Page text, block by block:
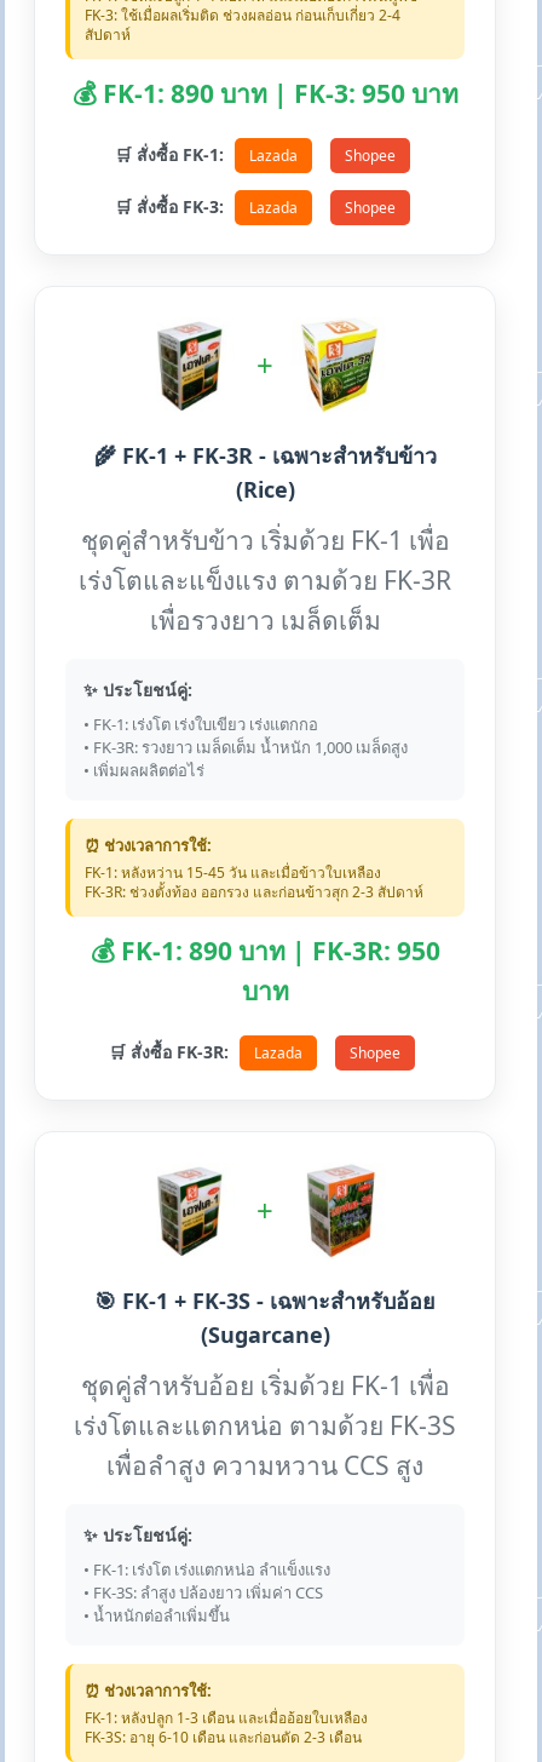
FK-3: ใช้เมื่อผลเริ่มติด ช่วงผลอ่อน ก่อนเก็บเกี่ยว 2-4
สัปดาห์
💰 FK-1: 890 บาท | FK-3: 950 บาท
🛒 สั่งซื้อ FK-1: Lazada Shopee
🛒 สั่งซื้อ FK-3: Lazada Shopee
+
🌾 FK-1 + FK-3R - เฉพาะสำหรับข้าว
(Rice)
ชุดคู่สำหรับข้าว เริ่มด้วย FK-1 เพื่อ
เร่งโตและแข็งแรง ตามด้วย FK-3R
เพื่อรวงยาว เมล็ดเต็ม
✨ ประโยชน์คู่:
• FK-1: เร่งโต เร่งใบเขียว เร่งแตกกอ
• FK-3R: รวงยาว เมล็ดเต็ม น้ำหนัก 1,000 เมล็ดสูง
• เพิ่มผลผลิตต่อไร่
⏰ ช่วงเวลาการใช้:
FK-1: หลังหว่าน 15-45 วัน และเมื่อข้าวใบเหลือง
FK-3R: ช่วงตั้งท้อง ออกรวง และก่อนข้าวสุก 2-3 สัปดาห์
💰 FK-1: 890 บาท | FK-3R: 950
บาท
🛒 สั่งซื้อ FK-3R: Lazada Shopee
+
🎯 FK-1 + FK-3S - เฉพาะสำหรับอ้อย
(Sugarcane)
ชุดคู่สำหรับอ้อย เริ่มด้วย FK-1 เพื่อ
เร่งโตและแตกหน่อ ตามด้วย FK-3S
เพื่อลำสูง ความหวาน CCS สูง
✨ ประโยชน์คู่:
• FK-1: เร่งโต เร่งแตกหน่อ ลำแข็งแรง
• FK-3S: ลำสูง ปล้องยาว เพิ่มค่า CCS
• น้ำหนักต่อลำเพิ่มขึ้น
⏰ ช่วงเวลาการใช้:
FK-1: หลังปลูก 1-3 เดือน และเมื่ออ้อยใบเหลือง
FK-3S: อายุ 6-10 เดือน และก่อนตัด 2-3 เดือน